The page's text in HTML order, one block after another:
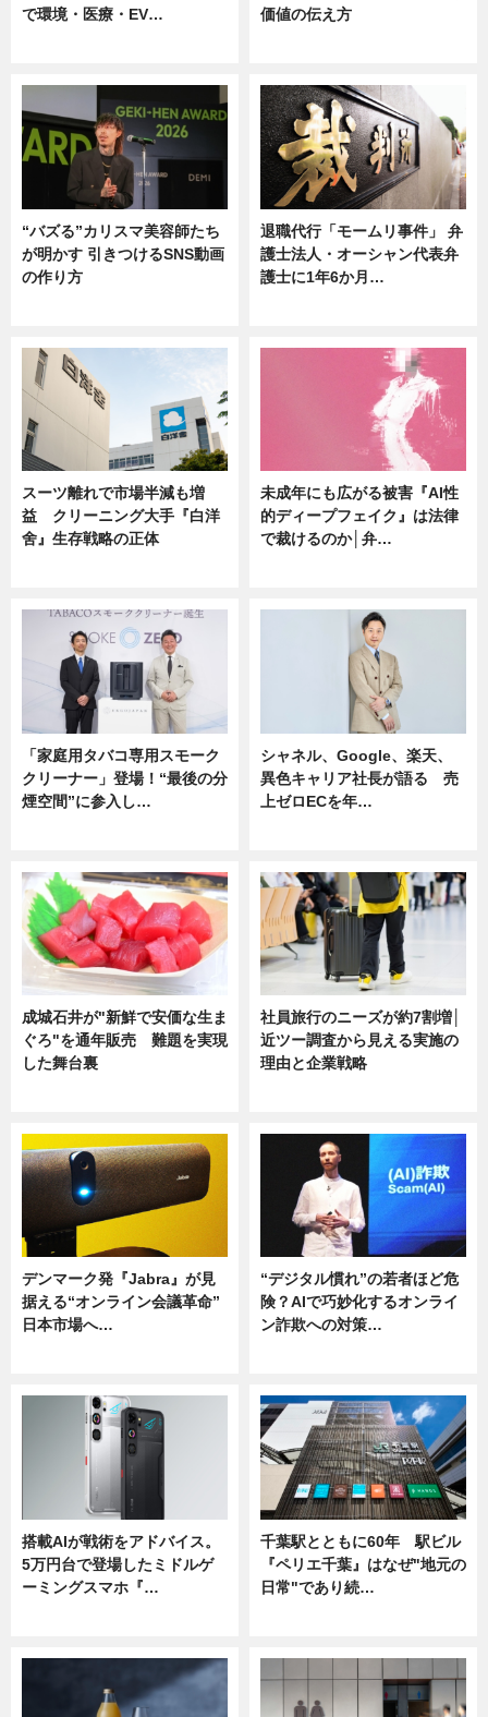
で環境・医療・EV…
価値の伝え方
“バズる”カリスマ美容師たち
が明かす 引きつけるSNS動画
の作り方
退職代行「モームリ事件」 弁
護士法人・オーシャン代表弁
護士に1年6か月…
スーツ離れで市場半減も増
益 クリーニング大手『白洋
舍』生存戦略の正体
未成年にも広がる被害『AI性
的ディープフェイク』は法律
で裁けるのか│弁…
「家庭用タバコ専用スモーク
クリーナー」登場！“最後の分
煙空間”に参入し…
シャネル、Google、楽天、
異色キャリア社長が語る 売
上ゼロECを年…
成城石井が"新鮮で安価な生ま
ぐろ"を通年販売 難題を実現
した舞台裏
社員旅行のニーズが約7割増│
近ツー調査から見える実施の
理由と企業戦略
デンマーク発『Jabra』が見
据える“オンライン会議革命”
日本市場へ…
“デジタル慣れ”の若者ほど危
険？AIで巧妙化するオンライ
ン詐欺への対策…
搭載AIが戦術をアドバイス。
5万円台で登場したミドルゲ
ーミングスマホ『…
千葉駅とともに60年 駅ビル
『ペリエ千葉』はなぜ"地元の
日常"であり続…